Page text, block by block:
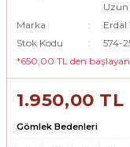
Uzun
Marka
Erdal
Stok Kodu
574-
*650,00 TL den
1.950,00 TL
Gömlek Bedenleri